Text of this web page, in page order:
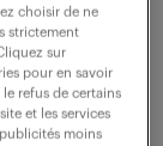
offres qui
choisir de ne
strictement
sur
pour en savoir
refus de certains
et les services
moins